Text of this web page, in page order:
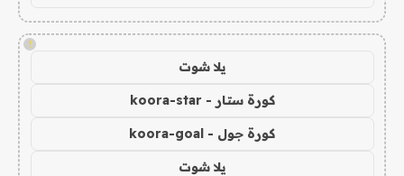
!
يلا شوت
كورة ستار - koora-star
كورة جول - koora-goal
يلا شوت